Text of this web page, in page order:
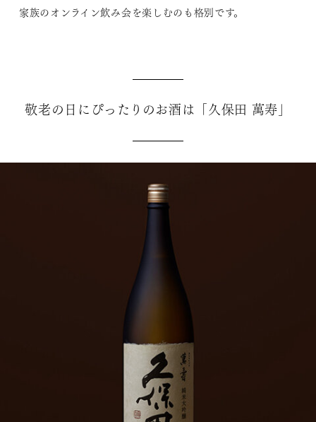
家族のオンライン飲み会を楽しむのも格別です。
敬老の日にぴったりのお酒は「久保田 萬寿」